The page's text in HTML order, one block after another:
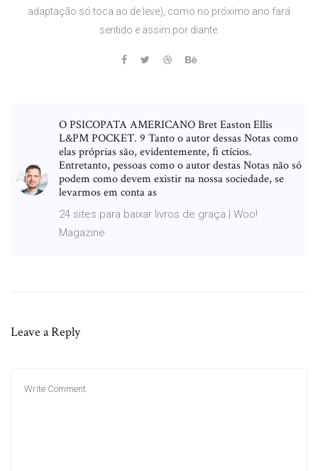
adaptação só toca ao de leve), como no próximo ano fará
sentido e assim por diante.
O PSICOPATA AMERICANO Bret Easton Ellis
L&PM POCKET. 9 Tanto o autor dessas Notas como
elas próprias são, evidentemente, ﬁ ctícios.
Entretanto, pessoas como o autor destas Notas não só
podem como devem existir na nossa sociedade, se
levarmos em conta as
24 sites para baixar livros de graça | Woo!
Magazine
Leave a Reply